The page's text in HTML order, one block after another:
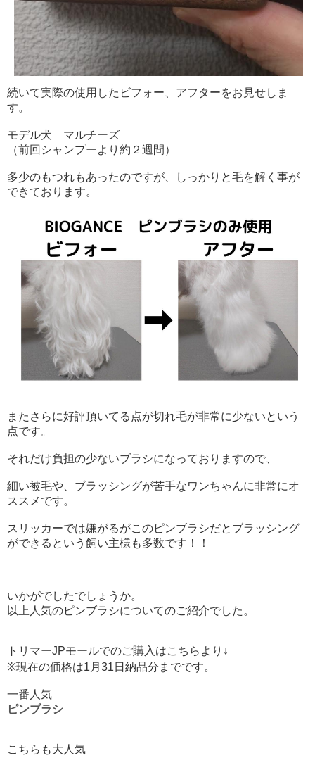
続いて実際の使用したビフォー、アフターをお見せしま
す。
モデル犬 マルチーズ
（前回シャンプーより約２週間）
多少のもつれもあったのですが、しっかりと毛を解く事が
できております。
またさらに好評頂いてる点が切れ毛が非常に少ないという
点です。
それだけ負担の少ないブラシになっておりますので、
細い被毛や、ブラッシングが苦手なワンちゃんに非常にオ
ススメです。
スリッカーでは嫌がるがこのピンブラシだとブラッシング
ができるという飼い主様も多数です！！
いかがでしたでしょうか。
以上人気のピンブラシについてのご紹介でした。
トリマーJPモールでのご購入はこちらより↓
※現在の価格は1月31日納品分までです。
一番人気
ピンブラシ
こちらも大人気